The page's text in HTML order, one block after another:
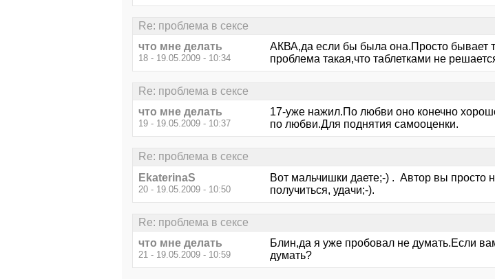
Re: проблема в сексе
что мне делать
18 - 19.05.2009 - 10:34
АКВА,да если бы была она.Просто бывает
проблема такая,что таблетками не
Re: проблема в сексе
что мне делать
19 - 19.05.2009 - 10:37
17-уже нажил.По любви оно конечно
по любви.Для поднятия самооценки.
Re: проблема в сексе
EkaterinaS
20 - 19.05.2009 - 10:50
Вот мальчишки даете;-) . Автор вы просто
получиться, удачи;-).
Re: проблема в сексе
что мне делать
21 - 19.05.2009 - 10:59
Блин,да я уже пробовал не думать.Если
думать?